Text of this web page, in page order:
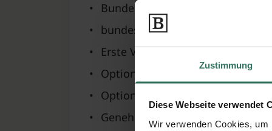
Zustimmung
Diese Webseite verwendet
Wir verwenden Cookies,
•
Bundesweite Beerdigung auf
•
bundesweite Abholung und
•
Erste Versorgung am Sterbeort
•
Optional: sarglose Bestattungen
•
Optional: Sarg Ihrer Wahl
•
Genehmigung der Botschaft/